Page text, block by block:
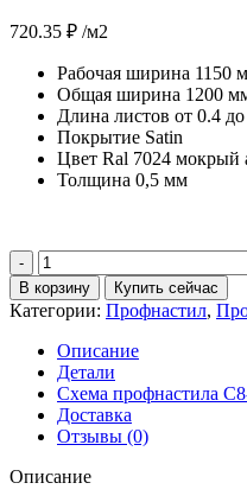
720.35 ₽ /м2
Рабочая ширина 1150
Общая ширина 1200
Длина листов от 0.4
Покрытие Satin
Цвет Ral 7024 мокрый
Толщина 0,5 мм
Количество
товара
Профнастил
Satin
0.5
мм
RAL
7024
асфальт
В корзину Купить сейчас
Категории: Профнастил,
Описание
Детали
Схема профнастила
Доставка
Отзывы (0)
Описание